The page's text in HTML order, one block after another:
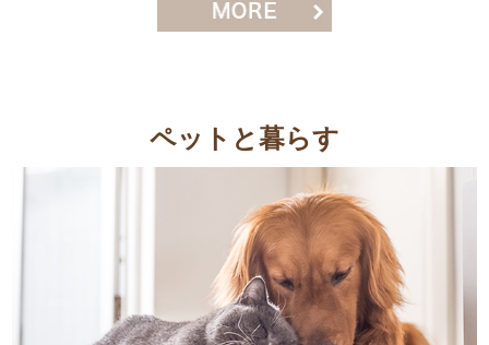
ペットと暮らす